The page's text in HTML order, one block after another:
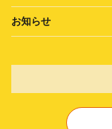
お知らせ